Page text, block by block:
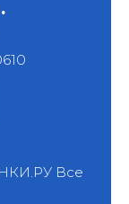
Все